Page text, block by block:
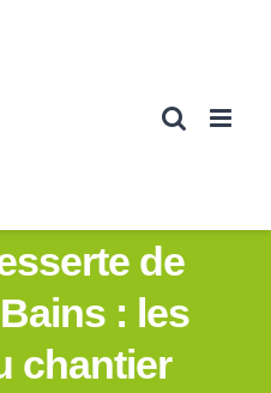
de
: les
chantier